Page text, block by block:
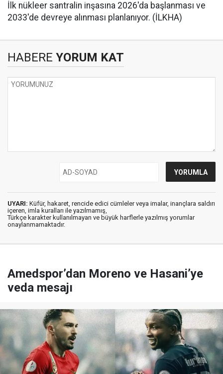
İlk nükleer santralin inşasına 2026'da başlanması ve
2033'de devreye alınması planlanıyor. (İLKHA)
HABERE YORUM KAT
UYARI: Küfür, hakaret, rencide edici cümleler veya imalar, inançlara saldırı
içeren, imla kuralları ile yazılmamış,
Türkçe karakter kullanılmayan ve büyük harflerle yazılmış yorumlar
onaylanmamaktadır.
Amedspor’dan Moreno ve Hasani’ye
veda mesajı